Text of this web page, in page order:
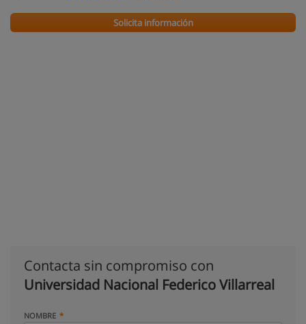
Solicita información
Contacta sin compromiso con
Universidad Nacional Federico Villarreal
NOMBRE